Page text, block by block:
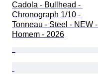
Cadola - Bullhead -
Chronograph 1/10 -
Tonneau - Steel - NEW -
Homem - 2026